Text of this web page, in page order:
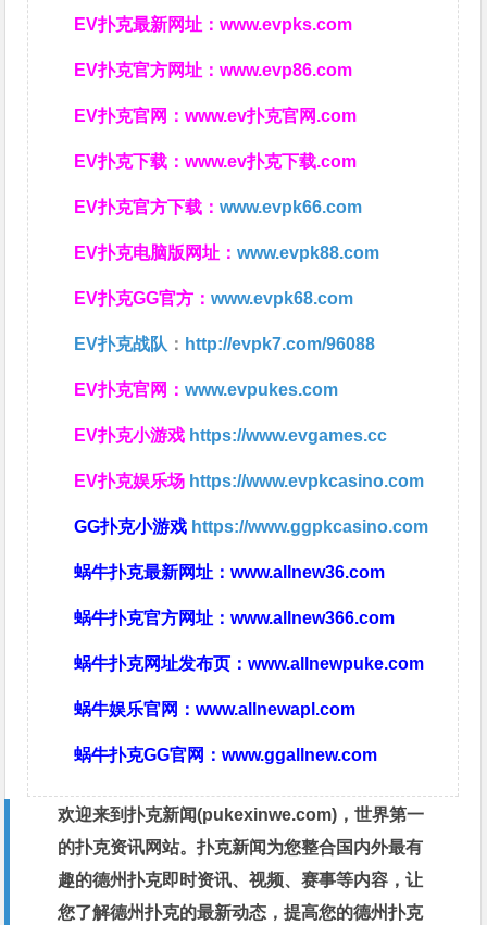
EV扑克最新网址：www.evpks.com
EV扑克官方网址：www.evp86.com
EV扑克官网：www.ev扑克官网.com
EV扑克下载：www.ev扑克下载.com
EV扑克官方下载：www.evpk66.com
EV扑克电脑版网址：www.evpk88.com
EV扑克GG官方：www.evpk68.com
EV扑克战队 ： http://evpk7.com/96088
EV扑克官网：www.evpukes.com
EV扑克小游戏 https://www.evgames.cc
EV扑克娱乐场 https://www.evpkcasino.com
GG扑克小游戏 https://www.ggpkcasino.com
蜗牛扑克最新网址：www.allnew36.com
蜗牛扑克官方网址：www.allnew366.com
蜗牛扑克网址发布页：www.allnewpuke.com
蜗牛娱乐官网：www.allnewapl.com
蜗牛扑克GG官网：www.ggallnew.com
欢迎来到扑克新闻(pukexinwe.com)，世界第一
的扑克资讯网站。扑克新闻为您整合国内外最有
趣的德州扑克即时资讯、视频、赛事等内容，让
您了解德州扑克的最新动态，提高您的德州扑克